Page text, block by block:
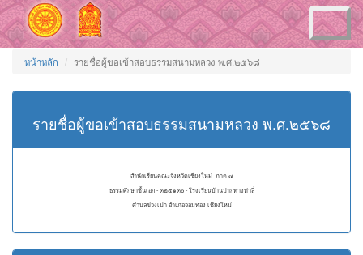
Toggle
navigation
หน้าหลัก รายชื่อผู้ขอเข้าสอบธรรมสนามหลวง พ.ศ.๒๕๖๘
รายชื่อผู้ขอเข้าสอบธรรมสนามหลวง พ.ศ.๒๕๖๘
สำนักเรียนคณะจังหวัดเชียงใหม่ ภาค ๗
ธรรมศึกษาชั้นเอก - ๓๒๕๑๓๐ - โรงเรียนบ้านปากทางท่าลี่
ตำบลข่วงเปา อำเภอจอมทอง เชียงใหม่